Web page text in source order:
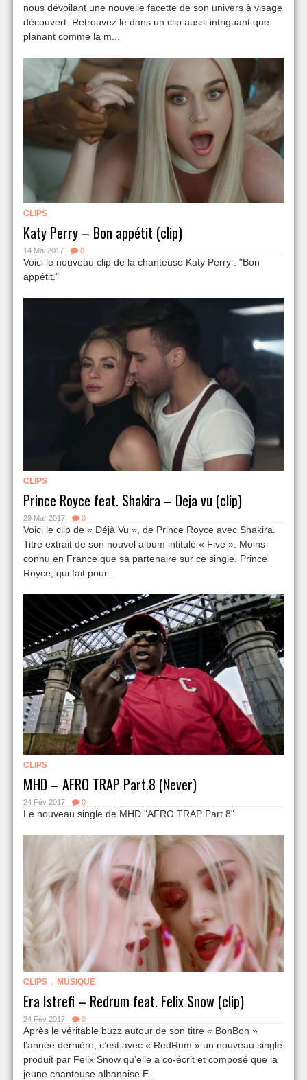
nous dévoilant une nouvelle facette de son univers à visage
découvert. Retrouvez le dans un clip aussi intriguant que
planant comme la m...
CLIPS
Katy Perry – Bon appétit (clip)
14 Mai 2017 0
Voici le nouveau clip de la chanteuse Katy Perry : "Bon
appétit."
CLIPS
Prince Royce feat. Shakira – Deja vu (clip)
29 Mar 2017 0
Voici le clip de « Déjà Vu », de Prince Royce avec Shakira.
Titre extrait de son nouvel album intitulé « Five ». Moins
connu en France que sa partenaire sur ce single, Prince
Royce, qui fait pour...
CLIPS
MHD – AFRO TRAP Part.8 (Never)
24 Fév 2017 0
Le nouveau single de MHD "AFRO TRAP Part.8"
CLIPS , MUSIQUE
Era Istrefi – Redrum feat. Felix Snow (clip)
24 Fév 2017 0
Après le véritable buzz autour de son titre « BonBon »
l’année dernière, c’est avec « RedRum » un nouveau single
produit par Felix Snow qu’elle a co-écrit et composé que la
jeune chanteuse albanaise E...